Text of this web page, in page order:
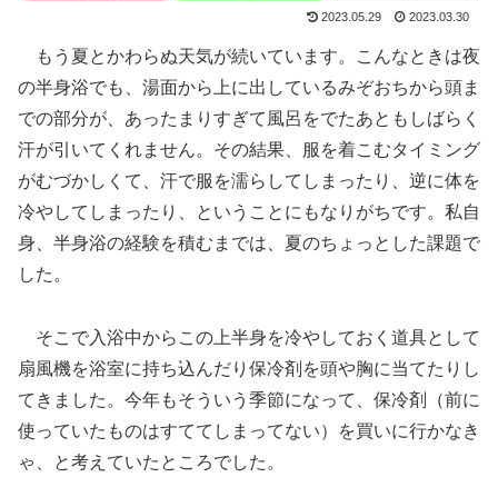
2023.05.29 2023.03.30
もう夏とかわらぬ天気が続いています。こんなときは夜
の半身浴でも、湯面から上に出しているみぞおちから頭ま
での部分が、あったまりすぎて風呂をでたあともしばらく
汗が引いてくれません。その結果、服を着こむタイミング
がむづかしくて、汗で服を濡らしてしまったり、逆に体を
冷やしてしまったり、ということにもなりがちです。私自
身、半身浴の経験を積むまでは、夏のちょっとした課題で
した。
そこで入浴中からこの上半身を冷やしておく道具として
扇風機を浴室に持ち込んだり保冷剤を頭や胸に当てたりし
てきました。今年もそういう季節になって、保冷剤（前に
使っていたものはすててしまってない）を買いに行かなき
ゃ、と考えていたところでした。